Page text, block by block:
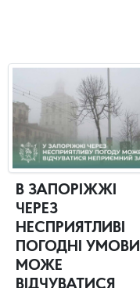
В ЗАПОРІЖЖІ
ЧЕРЕЗ
НЕСПРИЯТЛИВІ
ПОГОДНІ УМОВИ
МОЖЕ